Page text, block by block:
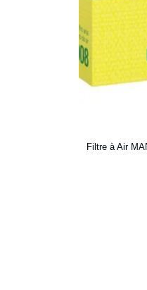
Filtre à Air